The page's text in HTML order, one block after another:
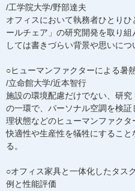
/工学院大学/野部達夫
オフィスにおいて執務者ひとり
ールチェア」の研究開発を取り
しては書きづらい背景や思いにつ
○ヒューマンファクターによる暑
/立命館大学/近本智行
施設の環境配慮だけでない、研
の一環で、パーソナル空調を検
理状態などのヒューマンファクタ
快適性や生産性を犠牲にするこ
る。
○オフィス家具と一体化したタス
例と性能評価